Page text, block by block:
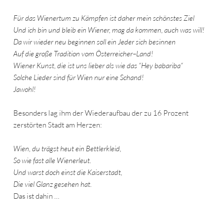
Für das Wienertum zu Kämpfen ist daher mein schönstes Ziel
Und ich bin und bleib ein Wiener, mag da kommen, auch was will!
Da wir wieder neu beginnen soll ein Jeder sich besinnen
Auf die große Tradition vom Österreicher–Land!
Wiener Kunst, die ist uns lieber als wie das “Hey babariba“
Solche Lieder sind für Wien nur eine Schand!
Jawohl!
Besonders lag ihm der Wiederaufbau der zu 16 Prozent
zerstörten Stadt am Herzen:
Wien, du trägst heut ein Bettlerkleid,
So wie fast alle Wienerleut.
Und warst doch einst die Kaiserstadt,
Die viel Glanz gesehen hat.
Das ist dahin …